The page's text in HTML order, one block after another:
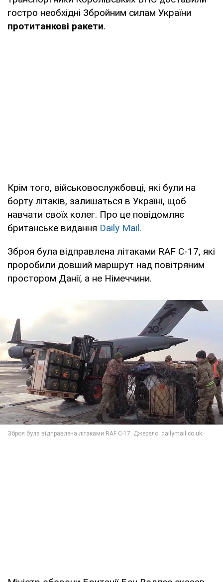
гостро необхідні Збройним силам України
протитанкові ракети.
Крім того, військовослужбовці, які були на
борту літаків, залишаться в Україні, щоб
навчати своїх колег. Про це повідомляє
британське видання Daily Mail.
Зброя була відправлена літаками RAF C-17, які
проробили довший маршрут над повітряним
простором Данії, а не Німеччини.